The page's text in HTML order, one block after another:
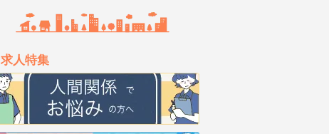
求人特集